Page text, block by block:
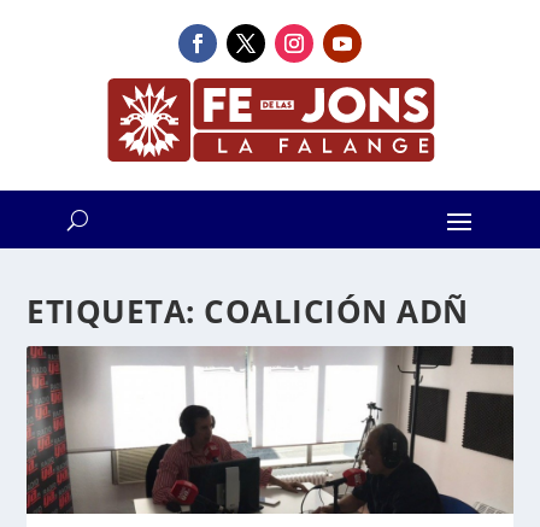
ETIQUETA: COALICIÓN ADÑ